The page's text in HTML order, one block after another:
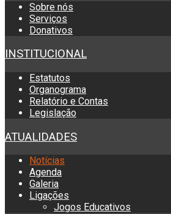
Sobre nós
Serviços
Donativos
INSTITUCIONAL
Estatutos
Organograma
Relatório e Contas
Legislação
ATUALIDADES
Notícias
Agenda
Galeria
Ligações
Jogos Educativos